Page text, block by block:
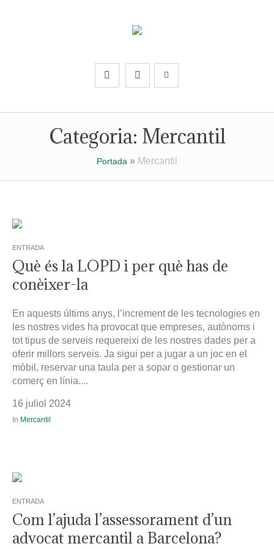
Categoria: Mercantil
Portada » Mercantil
ENTRADA
Què és la LOPD i per què has de
conèixer-la
En aquests últims anys, l’increment de les tecnologies en
les nostres vides ha provocat que empreses, autònoms i
tot tipus de serveis requereixi de les nostres dades per a
oferir millors serveis. Ja sigui per a jugar a un joc en el
mòbil, reservar una taula per a sopar o gestionar un
comerç en línia....
16 juliol 2024
In Mercantil
ENTRADA
Com l’ajuda l’assessorament d’un
advocat mercantil a Barcelona?